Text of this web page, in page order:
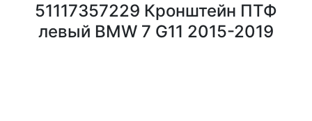
51117357229 Кронштейн ПТФ
левый BMW 7 G11 2015-2019